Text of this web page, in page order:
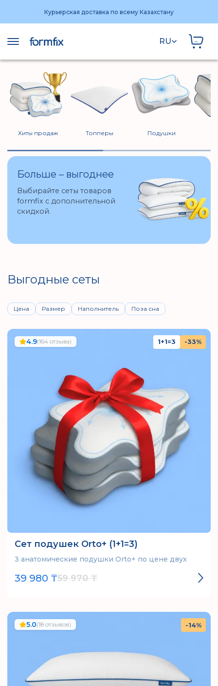
Курьерская доставка по всему Казахстану
RU
Хиты продаж Топперы Подушки
Больше – выгоднее
Выбирайте сеты товаров
formfix с дополнительной
скидкой.
Выгодные сеты
Цена Размер Наполнитель Поза сна
4.9(164 отзыва) 1+1=3 -33%
Сет подушек Orto+ (1+1=3)
3 анатомические подушки Orto+ по цене двух
39 980 ₸59 970 ₸
5.0(18 отзывов) -14%